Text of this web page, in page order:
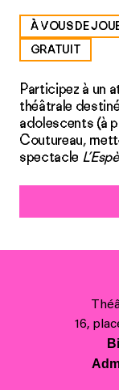
À VOUS DE
GRATUIT
Participez à un
théâtrale
adolescents (à
Coutureau,
spectacle
16,